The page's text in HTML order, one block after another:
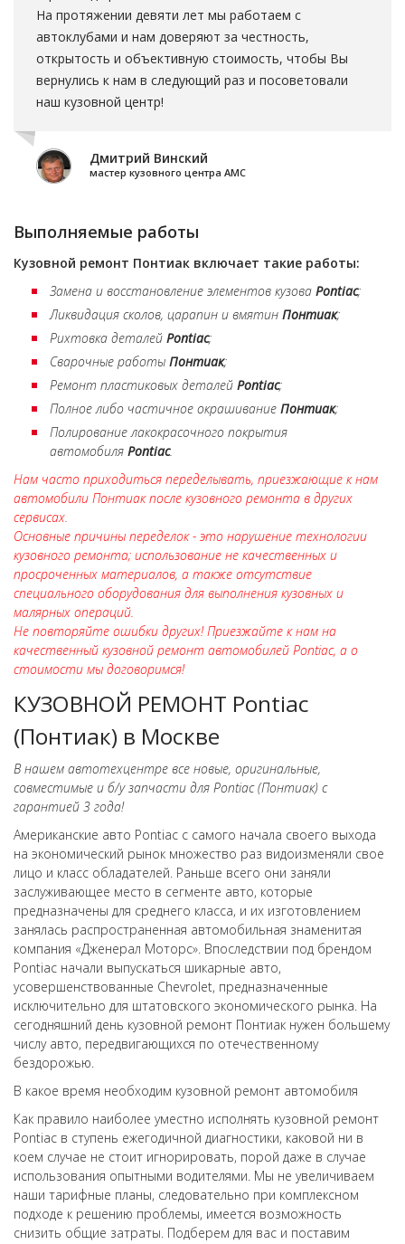
На протяжении девяти лет мы работаем с
автоклубами и нам доверяют за честность,
открытость и объективную стоимость, чтобы Вы
вернулись к нам в следующий раз и посоветовали
наш кузовной центр!
Дмитрий Винский
мастер кузовного центра АМС
Выполняемые работы
Кузовной ремонт Понтиак включает такие работы:
Замена и восстановление элементов кузова Pontiac;
Ликвидация сколов, царапин и вмятин Понтиак;
Рихтовка деталей Pontiac;
Сварочные работы Понтиак;
Ремонт пластиковых деталей Pontiac;
Полное либо частичное окрашивание Понтиак;
Полирование лакокрасочного покрытия
автомобиля Pontiac.
Нам часто приходиться переделывать, приезжающие к нам
автомобили Понтиак после кузовного ремонта в других
сервисах.
Основные причины переделок - это нарушение технологии
кузовного ремонта; использование не качественных и
просроченных материалов, а также отсутствие
специального оборудования для выполнения кузовных и
малярных операций.
Не повторяйте ошибки других! Приезжайте к нам на
качественный кузовной ремонт автомобилей Pontiac, а о
стоимости мы договоримся!
КУЗОВНОЙ РЕМОНТ Pontiac
(Понтиак) в Москве
В нашем автотехцентре все новые, оригинальные,
совместимые и б/у запчасти для Pontiac (Понтиак) с
гарантией 3 года!
Американские авто Pontiac с самого начала своего выхода
на экономический рынок множество раз видоизменяли свое
лицо и класс обладателей. Раньше всего они заняли
заслуживающее место в сегменте авто, которые
предназначены для среднего класса, и их изготовлением
занялась распространенная автомобильная знаменитая
компания «Дженерал Моторс». Впоследствии под брендом
Pontiac начали выпускаться шикарные авто,
усовершенствованные Chevrolet, предназначенные
исключительно для штатовского экономического рынка. На
сегодняшний день кузовной ремонт Понтиак нужен большему
числу авто, передвигающихся по отечественному
бездорожью.
В какое время необходим кузовной ремонт автомобиля
Как правило наиболее уместно исполнять кузовной ремонт
Pontiac в ступень ежегодичной диагностики, каковой ни в
коем случае не стоит игнорировать, порой даже в случае
использования опытными водителями. Мы не увеличиваем
наши тарифные планы, следовательно при комплексном
подходе к решению проблемы, имеется возможность
снизить общие затраты. Подберем для вас и поставим